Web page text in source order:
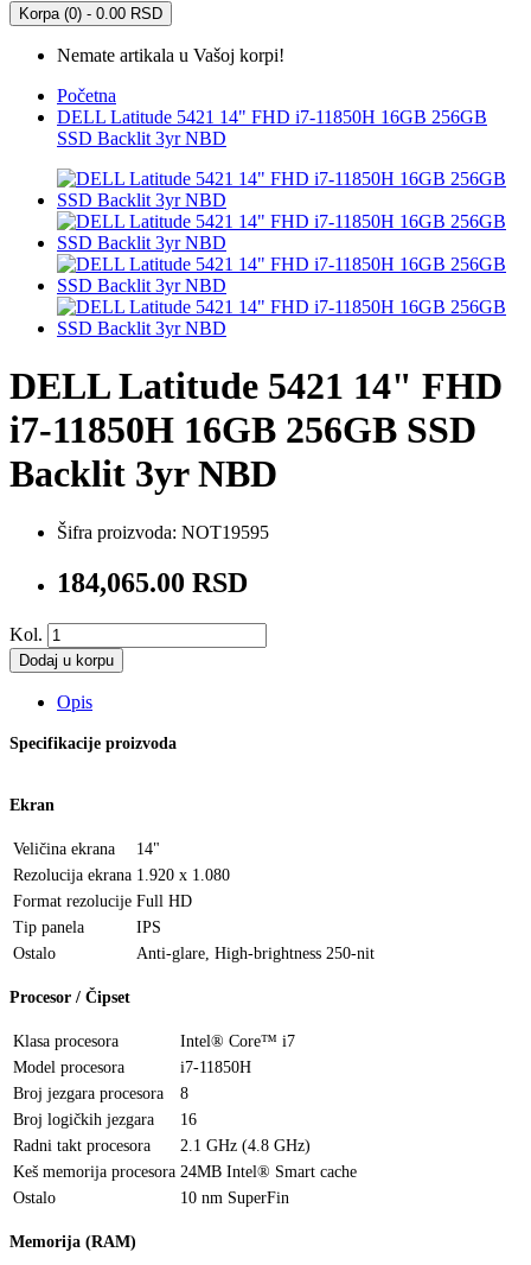
Korpa (0) - 0.00 RSD
Nemate artikala u Vašoj korpi!
Početna
DELL Latitude 5421 14" FHD i7-11850H 16GB 256GB
SSD Backlit 3yr NBD
DELL Latitude 5421 14" FHD
i7-11850H 16GB 256GB SSD
Backlit 3yr NBD
Šifra proizvoda: NOT19595
184,065.00 RSD
Kol.
Dodaj u korpu
Opis
Specifikacije proizvoda
Ekran
Veličina ekrana
14"
Rezolucija ekrana 1.920 x 1.080
Format rezolucije Full HD
Tip panela
IPS
Ostalo
Anti-glare, High-brightness 250-nit
Procesor / Čipset
Klasa procesora
Intel® Core™ i7
Model procesora
i7-11850H
Broj jezgara procesora
8
Broj logičkih jezgara
16
Radni takt procesora
2.1 GHz (4.8 GHz)
Keš memorija procesora 24MB Intel® Smart cache
Ostalo
10 nm SuperFin
Memorija (RAM)